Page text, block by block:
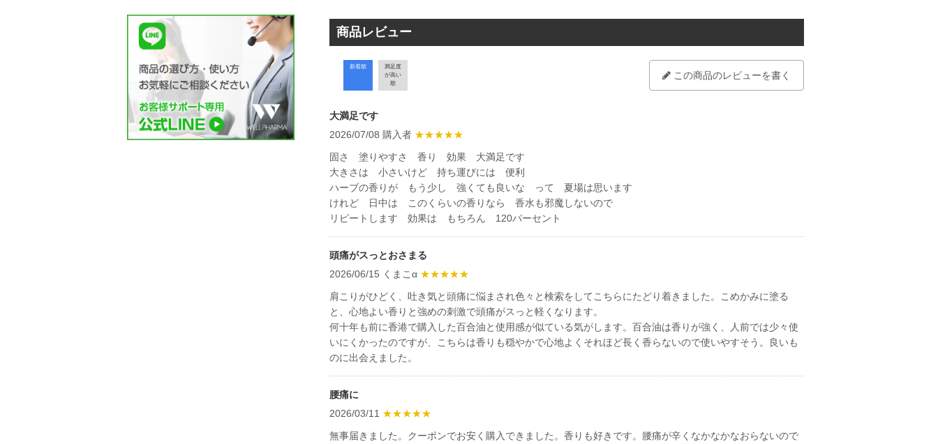
商品レビュー
新着順
満足度
が高い
順
この商品のレビューを書く
大満足です
2026/07/08 購入者 ★★★★★
固さ 塗りやすさ 香り 効果 大満足です
大きさは 小さいけど 持ち運びには 便利
ハーブの香りが もう少し 強くても良いな って 夏場は思います
けれど 日中は このくらいの香りなら 香水も邪魔しないので
リピートします 効果は もちろん 120パーセント
頭痛がスっとおさまる
2026/06/15 くまこα ★★★★★
肩こりがひどく、吐き気と頭痛に悩まされ色々と検索をしてこちらにたどり着きました。こめかみに塗る
と、心地よい香りと強めの刺激で頭痛がスっと軽くなります。
何十年も前に香港で購入した百合油と使用感が似ている気がします。百合油は香りが強く、人前では少々使
いにくかったのですが、こちらは香りも穏やかで心地よくそれほど長く香らないので使いやすそう。良いも
のに出会えました。
腰痛に
2026/03/11 ★★★★★
無事届きました。クーポンでお安く購入できました。香りも好きです。腰痛が辛くなかなかなおらないので